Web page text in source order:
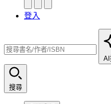
登入
AI
搜尋